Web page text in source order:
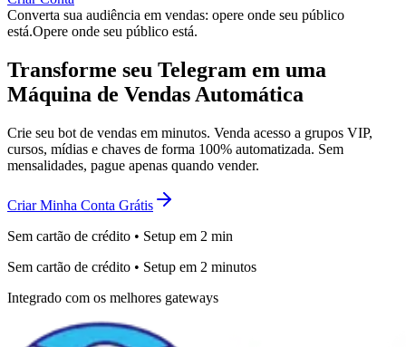
Converta sua audiência em vendas: opere onde seu público
está.Opere onde seu público está.
Transforme seu Telegram em uma
Máquina de Vendas Automática
Crie seu bot de vendas em minutos. Venda acesso a grupos VIP,
cursos, mídias e chaves de forma 100% automatizada. Sem
mensalidades, pague apenas quando vender.
Criar Minha Conta Grátis
Sem cartão de crédito • Setup em 2 min
Sem cartão de crédito • Setup em 2 minutos
Integrado com os melhores gateways